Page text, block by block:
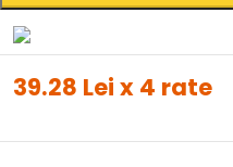
39.28 Lei x 4 rate